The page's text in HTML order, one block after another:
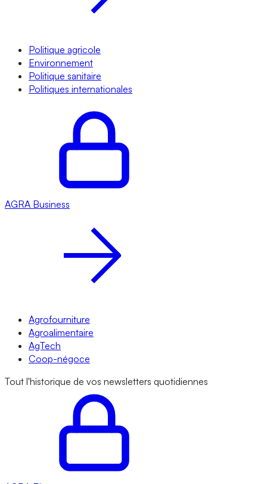
Politique agricole
Environnement
Politique sanitaire
Politiques internationales
AGRA Business
Agrofourniture
Agroalimentaire
AgTech
Coop-négoce
Tout l'historique de vos newsletters quotidiennes